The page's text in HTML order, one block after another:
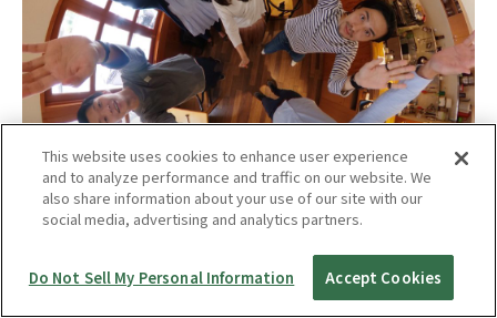
This website uses cookies to enhance user experience
and to analyze performance and traffic on our website. We
also share information about your use of our site with our
social media, advertising and analytics partners.
Do Not Sell My Personal Information Accept Cookies